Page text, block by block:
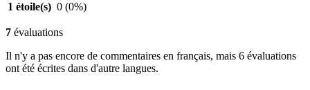
1 étoile(s) 0 (0%)
7 évaluations
Il n'y a pas encore de commentaires en français, mais 6 évaluations
ont été écrites dans d'autre langues.